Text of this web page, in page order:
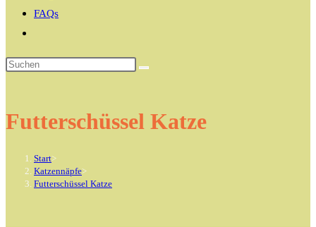
FAQs
umschalten
Futterschüssel Katze
Start>
Katzennäpfe>
Futterschüssel Katze